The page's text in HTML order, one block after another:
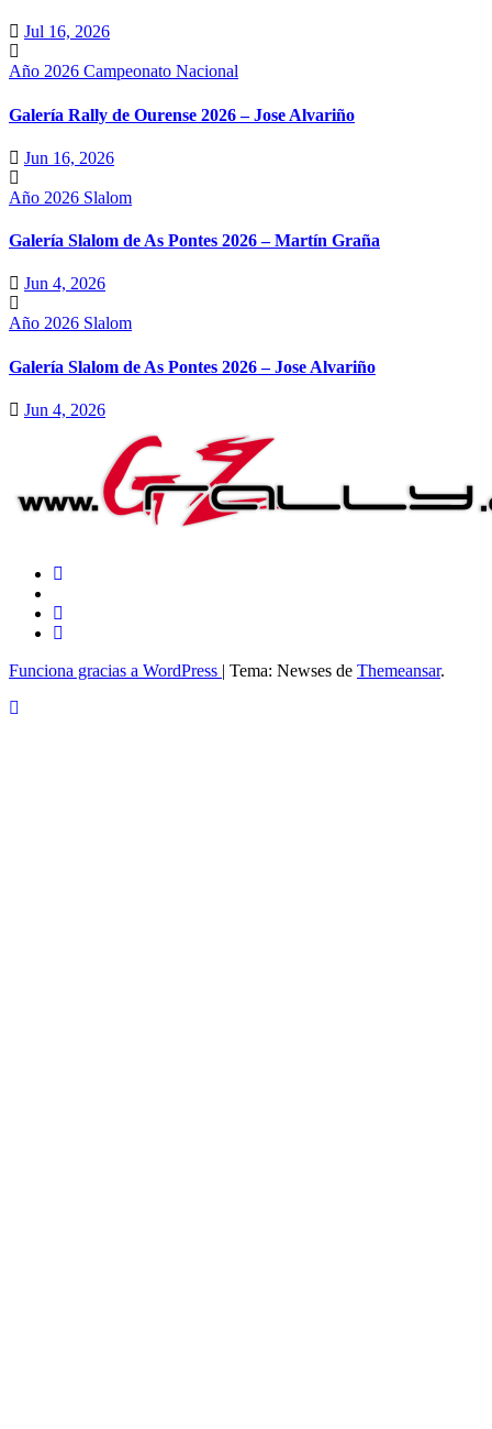
Jul 16, 2026
Año 2026 Campeonato Nacional
Galería Rally de Ourense 2026 – Jose Alvariño
Jun 16, 2026
Año 2026 Slalom
Galería Slalom de As Pontes 2026 – Martín Graña
Jun 4, 2026
Año 2026 Slalom
Galería Slalom de As Pontes 2026 – Jose Alvariño
Jun 4, 2026
Funciona gracias a WordPress | Tema: Newses de Themeansar.